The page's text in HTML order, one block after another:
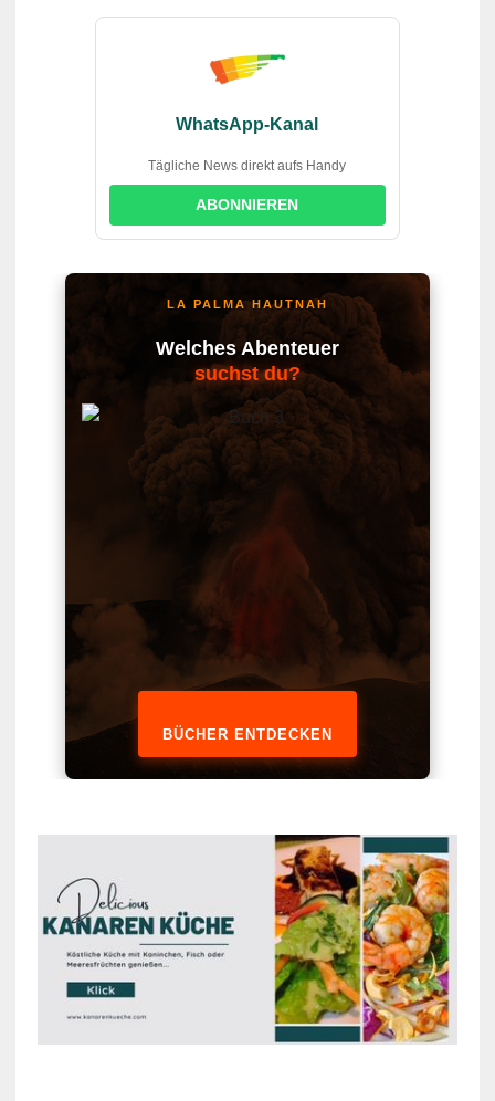
WhatsApp-Kanal
Tägliche News direkt aufs Handy
ABONNIEREN
LA PALMA HAUTNAH
Welches Abenteuer
suchst du?
BÜCHER ENTDECKEN